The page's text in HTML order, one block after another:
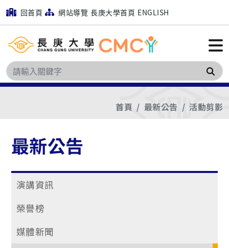
回首頁 網站導覽 長庚大學首頁 ENGLISH
搜
首頁 最新公告 活動剪影
最新公告
演講資訊
榮譽榜
媒體新聞